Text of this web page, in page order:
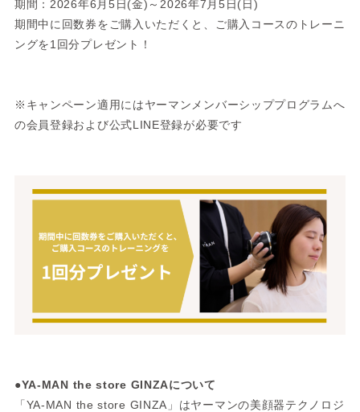
期間：2026年6月5日(金)～2026年7月5日(日)
期間中に回数券をご購入いただくと、ご購入コースのトレーニ
ングを1回分プレゼント！
※キャンペーン適用にはヤーマンメンバーシッププログラムへ
の会員登録および公式LINE登録が必要です
●YA-MAN the store GINZAについて
「YA-MAN the store GINZA」はヤーマンの美顔器テクノロジ